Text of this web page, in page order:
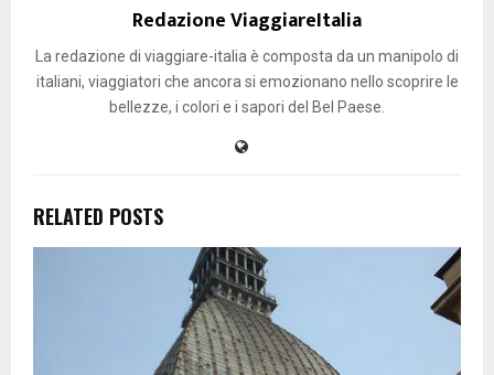
Redazione ViaggiareItalia
La redazione di viaggiare-italia è composta da un manipolo di
italiani, viaggiatori che ancora si emozionano nello scoprire le
bellezze, i colori e i sapori del Bel Paese.
RELATED POSTS